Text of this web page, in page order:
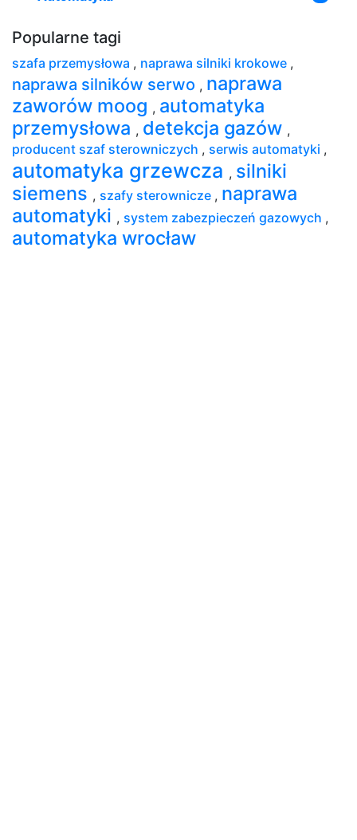
Popularne tagi
szafa przemysłowa , naprawa silniki krokowe ,
naprawa silników serwo , naprawa
zaworów moog , automatyka
przemysłowa , detekcja gazów ,
producent szaf sterowniczych , serwis automatyki ,
automatyka grzewcza , silniki
siemens , szafy sterownicze , naprawa
automatyki , system zabezpieczeń gazowych ,
automatyka wrocław